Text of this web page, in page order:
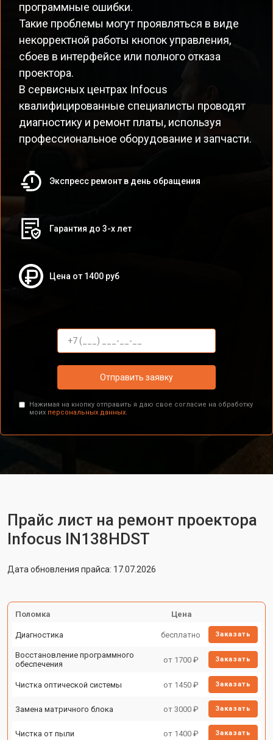
программные ошибки.
Такие проблемы могут проявляться в виде
некорректной работы кнопок управления,
сбоев в интерфейсе или полного отказа
проектора.
В сервисных центрах Infocus
квалифицированные специалисты проводят
диагностику и ремонт платы, используя
профессиональное оборудование и запчасти.
Экспресс ремонт в день обращения
Гарантия до 3-х лет
Цена от 1400 руб
Отправить заявку
Нажимая на кнопку отправить я даю свое согласие на обработку
моих персональных данных.
Прайс лист на ремонт проектора
Infocus IN138HDST
Дата обновления прайса: 17.07.2026
Поломка Цена
Диагностика бесплатно Заказать
Восстановление программного
обеспечения
от 1700 ₽ Заказать
Чистка оптической системы от 1450 ₽ Заказать
Замена матричного блока от 3000 ₽ Заказать
Чистка от пыли от 1400 ₽ Заказать